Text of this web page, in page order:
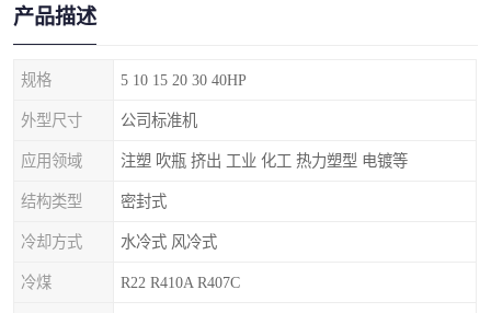
产品描述
规格 5 10 15 20 30 40HP
外型尺寸 公司标准机
应用领域 注塑 吹瓶 挤出 工业 化工 热力塑型 电镀等
结构类型 密封式
冷却方式 水冷式 风冷式
冷煤 R22 R410A R407C